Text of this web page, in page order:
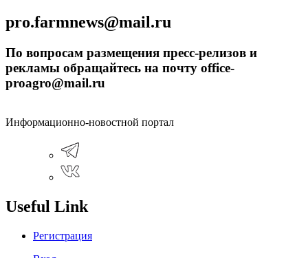
pro.farmnews@mail.ru
По вопросам размещения пресс-релизов и
рекламы обращайтесь на почту office-
proagro@mail.ru
Информационно-новостной портал
Useful Link
Регистрация